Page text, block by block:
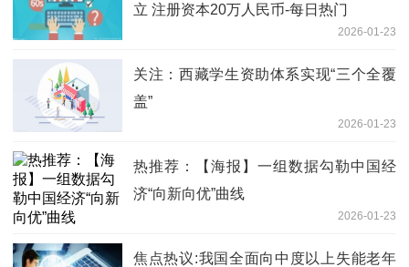
立 注册资本20万人民币-每日热门
2026-01-23
关注：西藏学生资助体系实现“三个全覆
盖”
2026-01-23
热推荐：【海报】一组数据勾勒中国经
济“向新向优”曲线
2026-01-23
焦点热议:我国全面向中度以上失能老年